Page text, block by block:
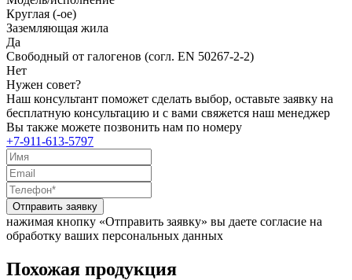
Круглая (-ое)
Заземляющая жила
Да
Свободный от галогенов (согл. EN 50267-2-2)
Нет
Нужен совет?
Наш консультант поможет сделать выбор, оставьте заявку на
бесплатную консультацию и с вами свяжется наш менеджер
Вы также можете позвонить нам по номеру
+7-911-613-5797
Отправить заявку
нажимая кнопку «Отправить заявку» вы даете согласие на
обработку ваших персональных данных
Похожая продукция